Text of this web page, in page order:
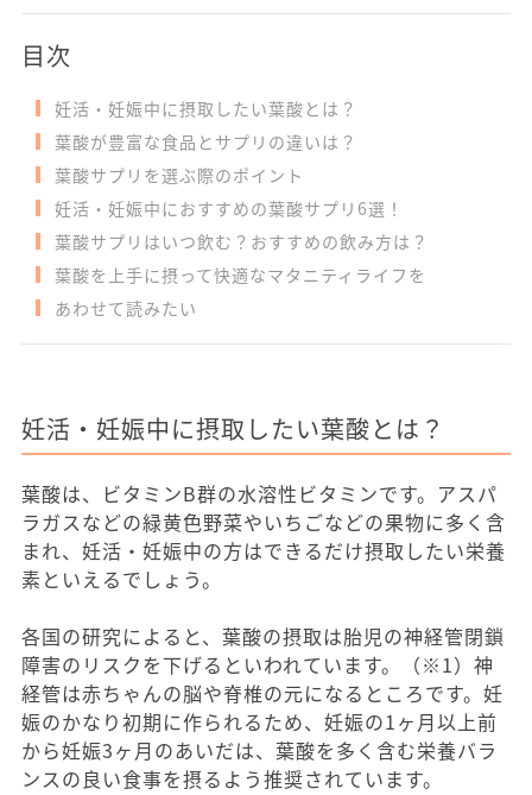
目次
妊活・妊娠中に摂取したい葉酸とは？
葉酸が豊富な食品とサプリの違いは？
葉酸サプリを選ぶ際のポイント
妊活・妊娠中におすすめの葉酸サプリ6選！
葉酸サプリはいつ飲む？おすすめの飲み方は？
葉酸を上手に摂って快適なマタニティライフを
あわせて読みたい
妊活・妊娠中に摂取したい葉酸とは？
葉酸は、ビタミンB群の水溶性ビタミンです。アスパ
ラガスなどの緑黄色野菜やいちごなどの果物に多く含
まれ、妊活・妊娠中の方はできるだけ摂取したい栄養
素といえるでしょう。
各国の研究によると、葉酸の摂取は胎児の神経管閉鎖
障害のリスクを下げるといわれています。（※1）神
経管は赤ちゃんの脳や脊椎の元になるところです。妊
娠のかなり初期に作られるため、妊娠の1ヶ月以上前
から妊娠3ヶ月のあいだは、葉酸を多く含む栄養バラ
ンスの良い食事を摂るよう推奨されています。